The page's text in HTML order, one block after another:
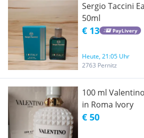
Sergio Taccini
50ml
€ 13 PayLivery
Heute, 21:05 Uhr
2763 Pernitz
100 ml
in Roma Ivory
€ 50